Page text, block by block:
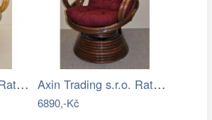
Axin Trading s.r.o. Ratanové houpací… Axin Trading s.r.o. Ratanové houpací…
6890,-Kč